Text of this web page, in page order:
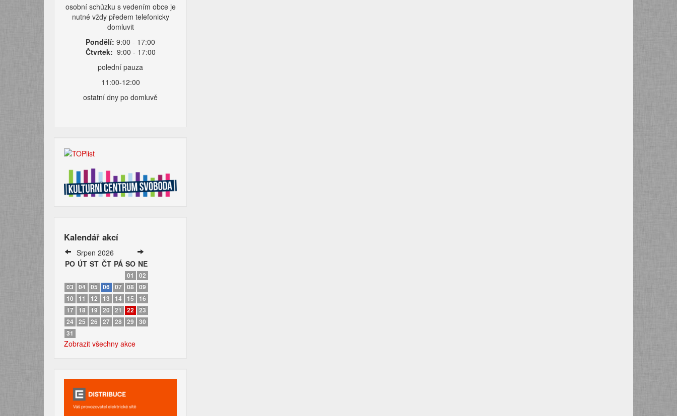
osobní schůzku s vedením obce je
nutné vždy předem telefonicky
domluvit
Pondělí: 9:00 - 17:00
Čtvrtek: 9:00 - 17:00
polední pauza
11:00-12:00
ostatní dny po domluvě
Kalendář akcí
Srpen 2026
PO ÚT ST ČT PÁ SO NE
01
02
03
04 05 06 07 08
09
10
11 12 13 14 15
16
17 18 19 20 21 22
23
24
25 26 27 28 29
30
31
Zobrazit všechny akce